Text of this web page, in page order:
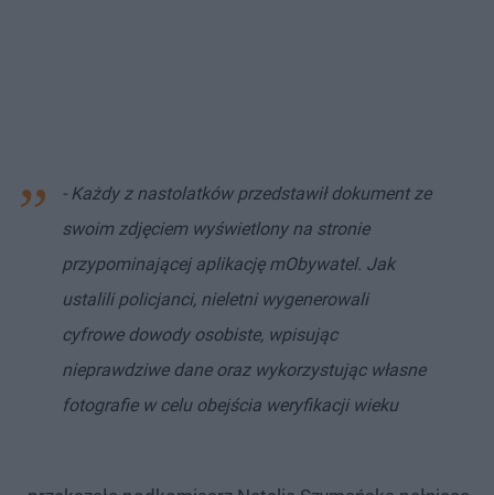
- Każdy z nastolatków przedstawił dokument ze
swoim zdjęciem wyświetlony na stronie
przypominającej aplikację mObywatel. Jak
ustalili policjanci, nieletni wygenerowali
cyfrowe dowody osobiste, wpisując
nieprawdziwe dane oraz wykorzystując własne
fotografie w celu obejścia weryfikacji wieku